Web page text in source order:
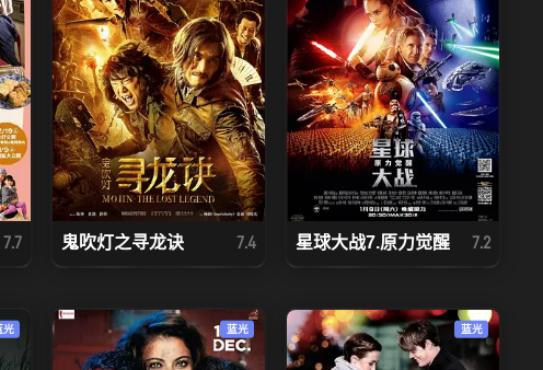
7.7 鬼吹灯之寻龙诀 7.4 星球大战7.原力觉醒 7.2
光 蓝光 蓝光